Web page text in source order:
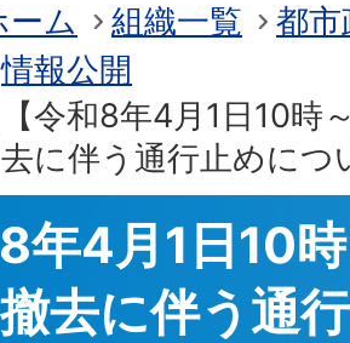
ーム 組織一覧
都市
情報公開
【令和8年4月1日10時
去に伴う通行止めにつ
8年4月1日10
去に伴う通